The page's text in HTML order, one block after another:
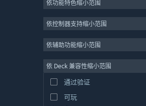
休闲
模拟
视频制作
照片编辑
依功能特色缩小范围
依控制器支持缩小范围
依辅助功能缩小范围
依 Deck 兼容性缩小范围
通过验证
可玩